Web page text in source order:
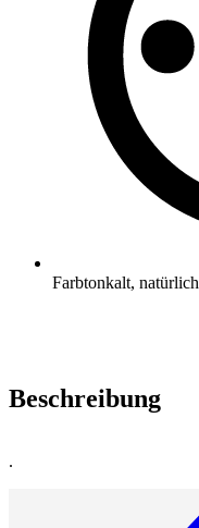
Farbtonkalt, natürlich
Beschreibung
.